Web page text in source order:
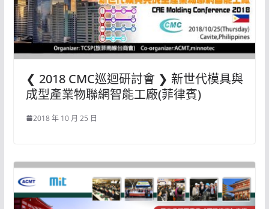
❮ 2018 CMC巡迴研討會 ❯ 新世代模具與
成型產業物聯網智能工廠(菲律賓)
2018 年 10 月 25 日